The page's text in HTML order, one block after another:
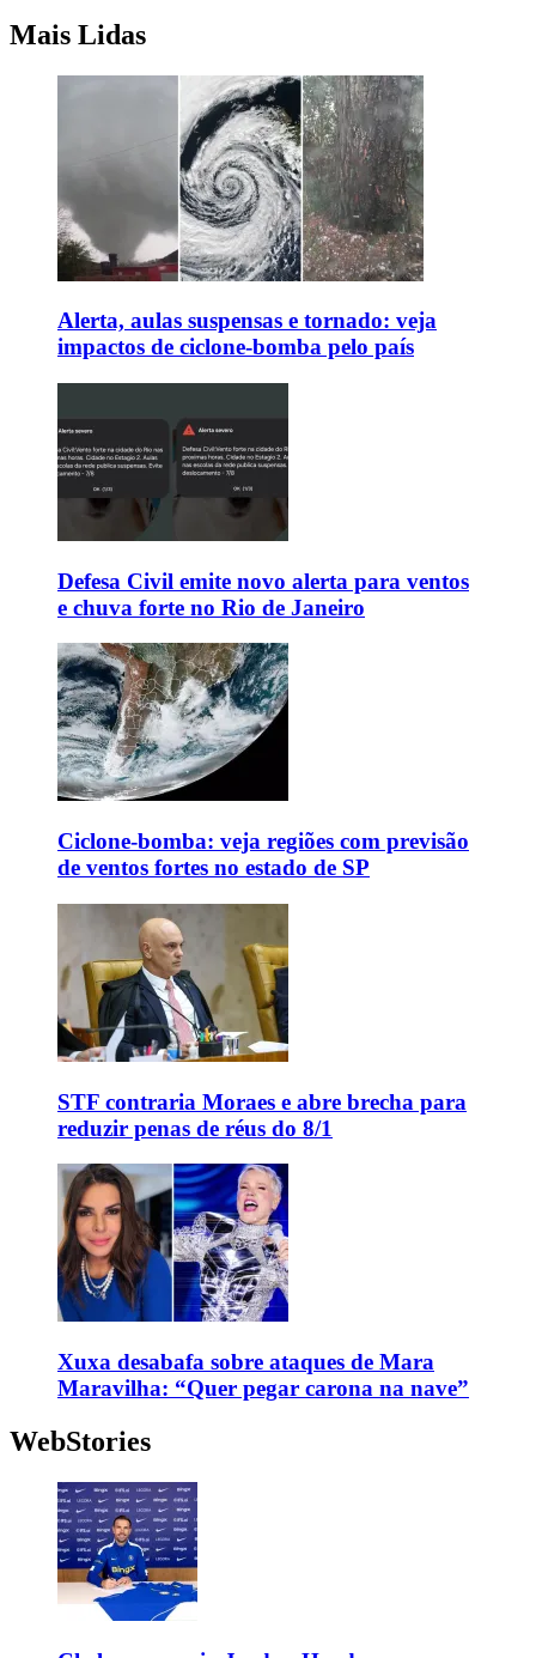
Mais Lidas
Alerta, aulas suspensas e tornado: veja
impactos de ciclone-bomba pelo país
Defesa Civil emite novo alerta para ventos
e chuva forte no Rio de Janeiro
Ciclone-bomba: veja regiões com previsão
de ventos fortes no estado de SP
STF contraria Moraes e abre brecha para
reduzir penas de réus do 8/1
Xuxa desabafa sobre ataques de Mara
Maravilha: “Quer pegar carona na nave”
WebStories